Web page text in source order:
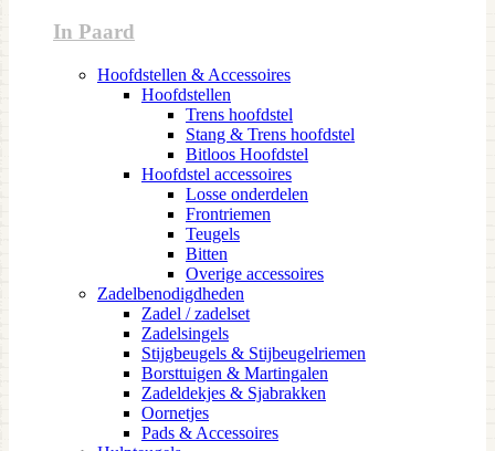
In Paard
Hoofdstellen & Accessoires
Hoofdstellen
Trens hoofdstel
Stang & Trens hoofdstel
Bitloos Hoofdstel
Hoofdstel accessoires
Losse onderdelen
Frontriemen
Teugels
Bitten
Overige accessoires
Zadelbenodigdheden
Zadel / zadelset
Zadelsingels
Stijgbeugels & Stijbeugelriemen
Borsttuigen & Martingalen
Zadeldekjes & Sjabrakken
Oornetjes
Pads & Accessoires